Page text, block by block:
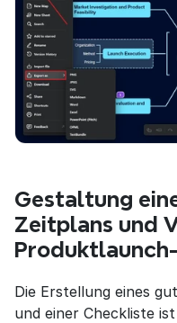
Gestaltung
Zeitplans und
Die Erstellung eines
und einer Checkliste